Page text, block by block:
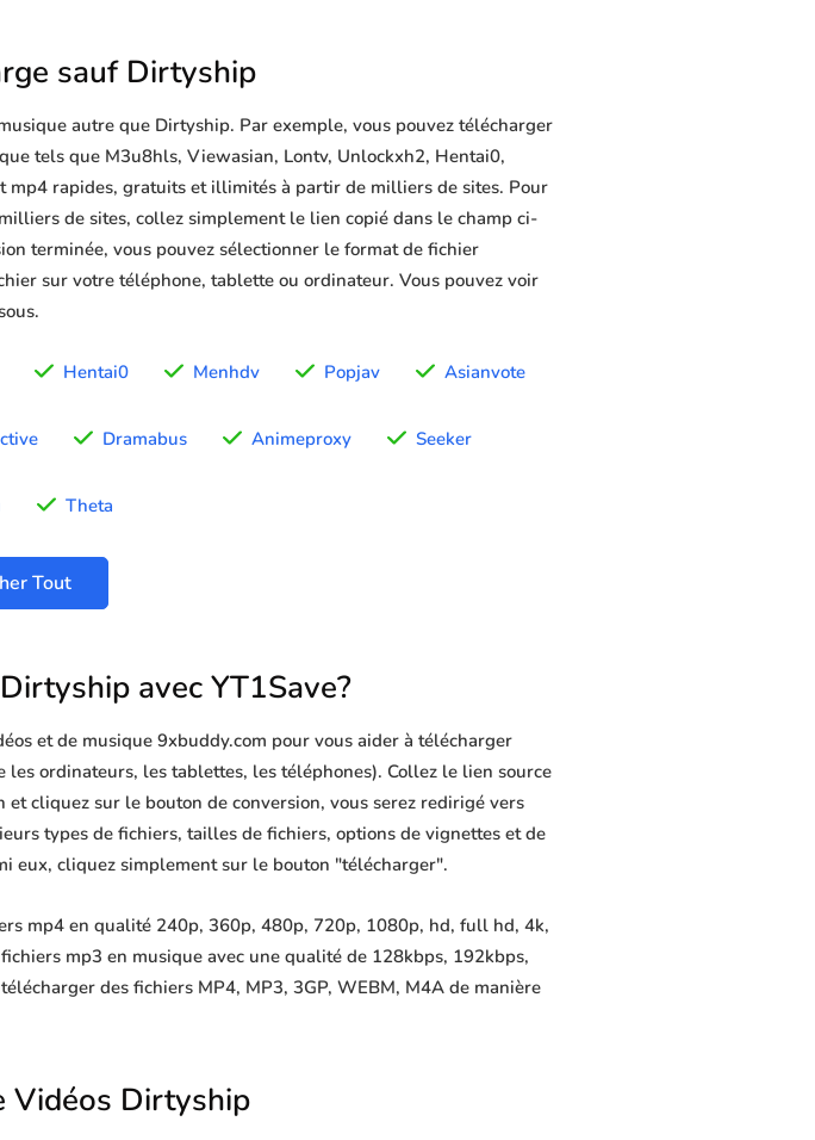
sauf Dirtyship
autre que Dirtyship. Par exemple, vous pouvez télécharger
tels que M3u8hls, Viewasian, Lontv, Unlockxh2, Hentai0,
mp4 rapides, gratuits et illimités à partir de milliers de sites. Pour
de sites, collez simplement le lien copié dans le champ ci-
terminée, vous pouvez sélectionner le format de fichier
sur votre téléphone, tablette ou ordinateur. Vous pouvez voir
Hentai0 Menhdv Popjav Asianvote
Dramabus Animeproxy Seeker
Theta
Tout
avec YT1Save?
et de musique 9xbuddy.com pour vous aider à télécharger
ordinateurs, les tablettes, les téléphones). Collez le lien source
cliquez sur le bouton de conversion, vous serez redirigé vers
types de fichiers, tailles de fichiers, options de vignettes et de
eux, cliquez simplement sur le bouton "télécharger".
mp4 en qualité 240p, 360p, 480p, 720p, 1080p, hd, full hd, 4k,
mp3 en musique avec une qualité de 128kbps, 192kbps,
des fichiers MP4, MP3, 3GP, WEBM, M4A de manière
Vidéos Dirtyship